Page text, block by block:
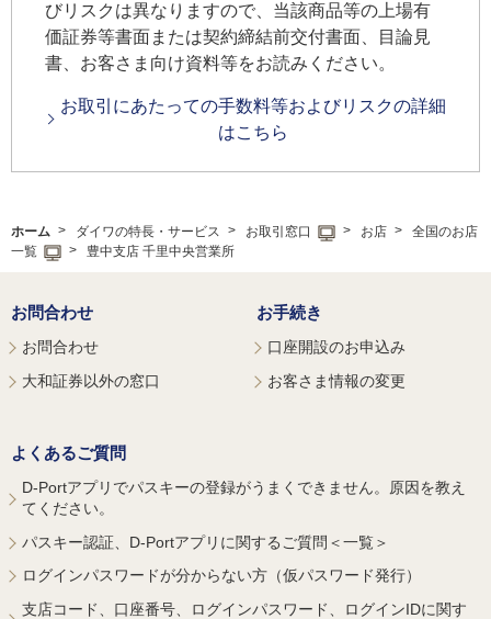
びリスクは異なりますので、当該商品等の上場有
価証券等書面または契約締結前交付書面、目論見
書、お客さま向け資料等をお読みください。
お取引にあたっての手数料等およびリスクの詳細
はこちら
ホーム ダイワの特長・サービス お取引窓口 お店
全国のお店
一覧
豊中支店 千里中央営業所
お問合わせ
お問合わせ
大和証券以外の窓口
お手続き
口座開設のお申込み
お客さま情報の変更
よくあるご質問
D-Portアプリでパスキーの登録がうまくできません。原因を教え
てください。
パスキー認証、D-Portアプリに関するご質問＜一覧＞
ログインパスワードが分からない方（仮パスワード発行）
支店コード、口座番号、ログインパスワード、ログインIDに関す